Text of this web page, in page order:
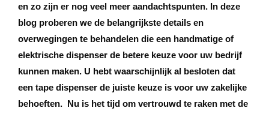
en zo zijn er nog veel meer aandachtspunten. In deze
blog proberen we de belangrijkste details en
overwegingen te behandelen die een handmatige of
elektrische dispenser de betere keuze voor uw bedrijf
kunnen maken. U hebt waarschijnlijk al besloten dat
een tape dispenser de juiste keuze is voor uw zakelijke
behoeften. Nu is het tijd om vertrouwd te raken met de